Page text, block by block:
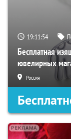
19:11:53
Бесплатная
ювелирных
Россия